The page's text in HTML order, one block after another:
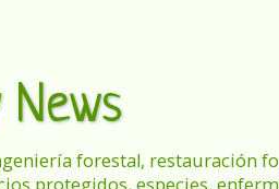
forestal, restauración